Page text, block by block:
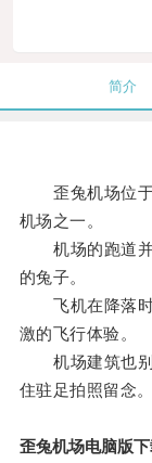
简介
歪兔机场位于
机场之一。
机场的跑道并
的兔子。
飞机在降落时
激的飞行体验。
机场建筑也别
住驻足拍照留念。
歪兔机场电脑版